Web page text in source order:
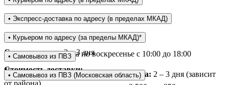
Режим доставки:
ежедневно с 10:00 до 22:00
Срок доставки:2 – 3 дня
Стоимость доставки:
• Экспресс-доставка по адресу (в пределах МКАД)
Режим доставки:
с понедельника по воскресенье с 10:00 до 18:00
Условия доставки:
• Курьером по адресу (за пределы МКАД)*
Режим доставки:
ежедневно с 10:00 до 18:00
• Самовывоз из ПВЗ
Срок доставки до пунктов самовывоза: 2 – 3 дня (зависит
от района)
• Самовывоз из ПВЗ (Московская область)